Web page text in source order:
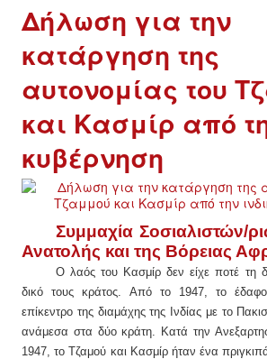
ΕΙΔΉΣΕΙΣ
ΑΝΑΚΟΙΝΏΣΕΙΣ
ΝΕΟΛΑΊΑ
ΑΝΤΙΦΑΣΙΣΤΙΚΌ
ΑΝΤΙΡΑΤΣΙΣΤΙΚΌ
ΓΥΝΑΙΚΕΊΟ
LGBTQIA+
ΠΕΡΙΒΆΛΛΟΝ
Δήλωση για την
κατάργηση της
αυτονομίας του
και Κασμίρ από
κυβέρνηση
Συμμαχία Σοσιαλιστών/
Ανατολής και της Βόρειας
Ο λαός του Κασμίρ δεν είχε ποτέ τη
δικό τους κράτος. Από το 1947,το
επίκεντρο της διαμάχης της Ινδίας με το
ανάμεσα στα δύοκράτη . Κατά την
1947, το Τζαμού και Κασμίρ ήταν ένα